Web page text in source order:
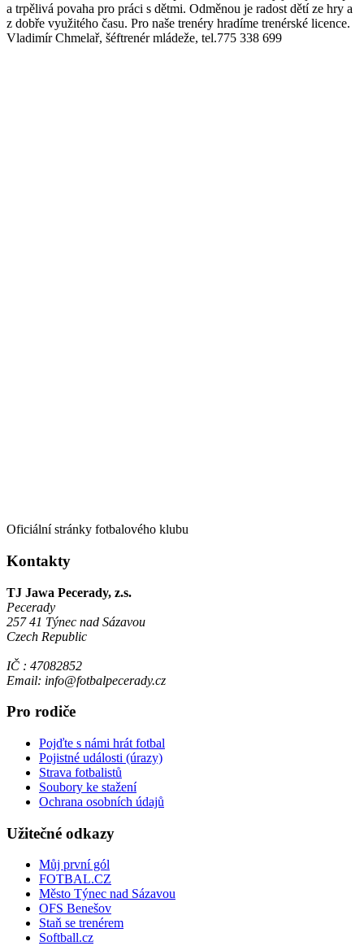
a trpělivá povaha pro práci s dětmi. Odměnou je radost dětí ze hry a
z dobře využitého času. Pro naše trenéry hradíme trenérské licence.
Vladimír Chmelař, šéftrenér mládeže, tel.775 338 699
Oficiální stránky fotbalového klubu
Kontakty
TJ Jawa Pecerady, z.s.
Pecerady
257 41 Týnec nad Sázavou
Czech Republic
IČ : 47082852
Email: info@fotbalpecerady.cz
Pro rodiče
Pojďte s námi hrát fotbal
Pojistné události (úrazy)
Strava fotbalistů
Soubory ke stažení
Ochrana osobních údajů
Užitečné odkazy
Můj první gól
FOTBAL.CZ
Město Týnec nad Sázavou
OFS Benešov
Staň se trenérem
Softball.cz